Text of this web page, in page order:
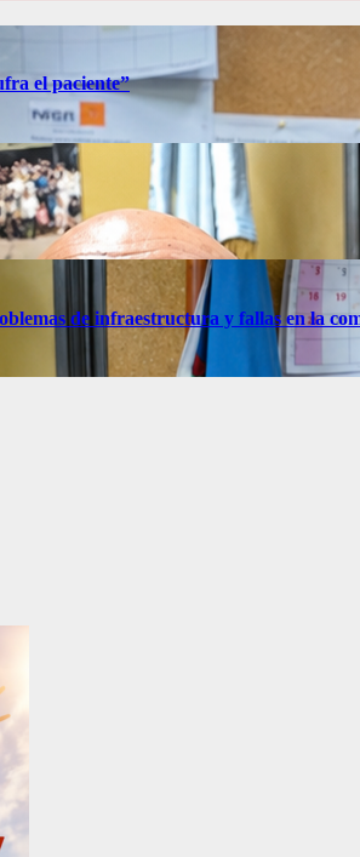
el paciente”
de infraestructura y fallas en la